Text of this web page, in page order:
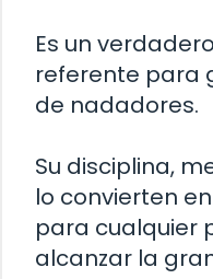
Es un
referente para
de nadadores.
Su disciplina,
lo convierten
para cualquier
alcanzar la